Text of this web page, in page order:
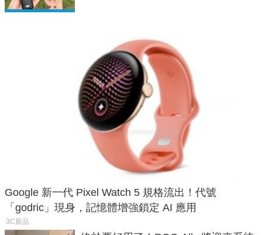
Google 新一代 Pixel Watch 5 規格流出！代號
「godric」現身，記憶體增強鎖定 AI 應用
3C新品